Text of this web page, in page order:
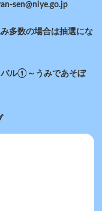
多数の場合は抽選にな
バル①～うみであそぼ